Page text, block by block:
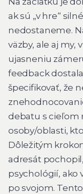
ak sú „v hre“
nedostaneme.
väzby, ale aj my,
ujasneniu
feedback
špecifikovať, že
debatu s cieľom
osoby/oblasti,
Dôležitým
adresát
psychológií, ako
po svojom.